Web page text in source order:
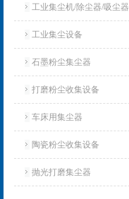
工业集尘机/除尘器/吸尘器
工业集尘设备
石墨粉尘集尘器
打磨粉尘收集设备
车床用集尘器
陶瓷粉尘收集设备
抛光打磨集尘器